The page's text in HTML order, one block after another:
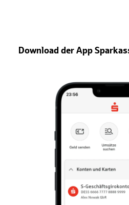
Download der App